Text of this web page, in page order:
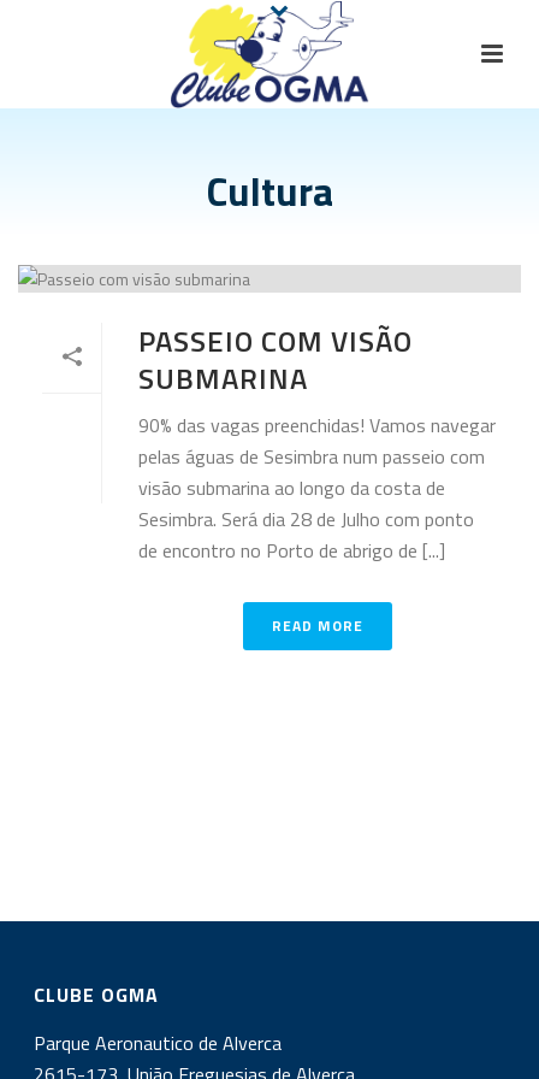
Cultura
PASSEIO COM VISÃO
SUBMARINA
90% das vagas preenchidas! Vamos navegar
pelas águas de Sesimbra num passeio com
visão submarina ao longo da costa de
Sesimbra. Será dia 28 de Julho com ponto
de encontro no Porto de abrigo de [...]
READ MORE
CLUBE OGMA
Parque Aeronautico de Alverca